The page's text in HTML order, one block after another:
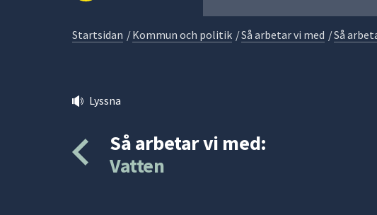
När
kommer
Startsidan /Kommun och politik /Så arbetar vi med /Så
Lyssna
Så arbetar vi med:
Vatten